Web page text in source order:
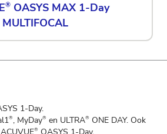
® OASYS MAX 1-Day
MULTIFOCAL
1-Day.
®, MyDay® en ULTRA® ONE DAY. Ook
®